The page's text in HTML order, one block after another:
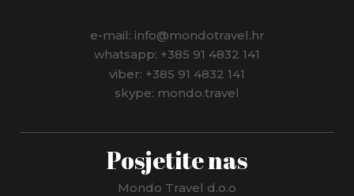
e-mail: info@mondotravel.hr
whatsapp: +385 91 4832 141
viber: +385 91 4832 141
skype: mondo.travel
Posjetite nas
Mondo Travel d.o.o